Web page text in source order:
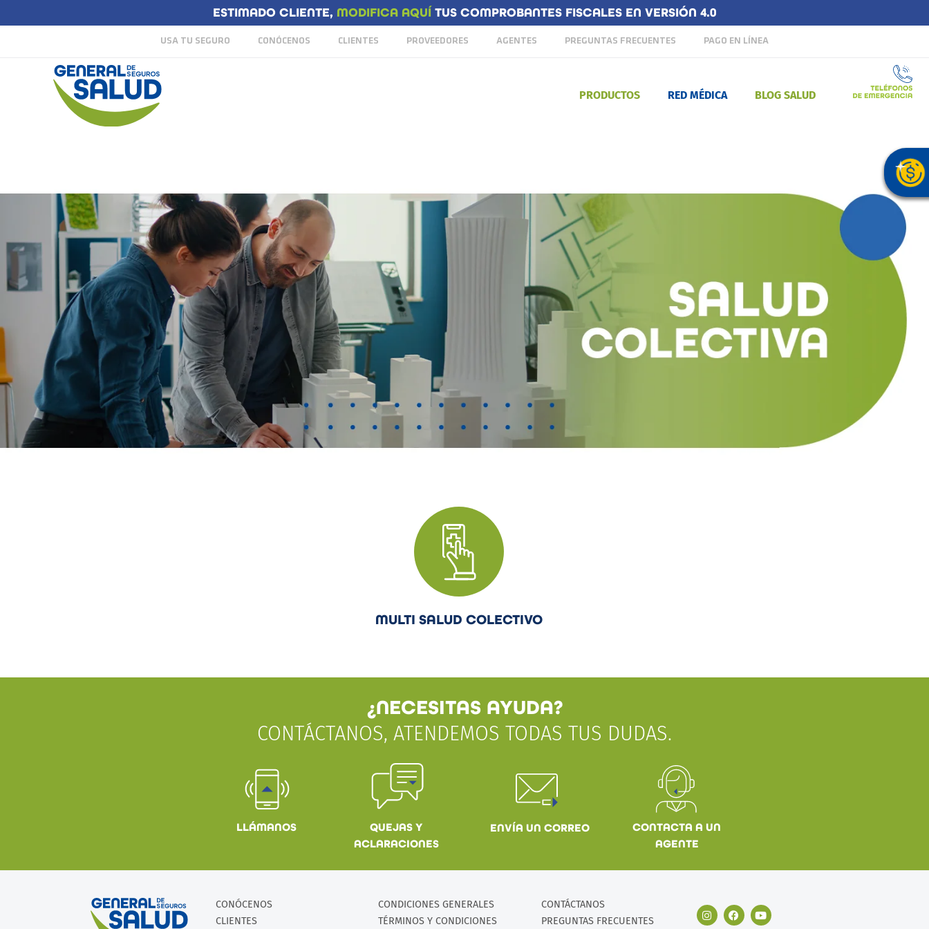
ESTIMADO CLIENTE, MODIFICA AQUÍ TUS COMPROBANTES FISCALES EN VERSIÓN 4.0
USA TU SEGURO CONÓCENOS CLIENTES PROVEEDORES AGENTES PREGUNTAS FRECUENTES PAGO EN LÍNEA
PRODUCTOS RED MÉDICA BLOG SALUD
MULTI SALUD COLECTIVO
¿NECESITAS AYUDA?
CONTÁCTANOS, ATENDEMOS TODAS TUS DUDAS.
LLÁMANOS
QUEJAS Y
ACLARACIONES
ENVÍA UN CORREO
CONTACTA A UN
AGENTE
CONÓCENOS
CLIENTES
CONDICIONES GENERALES
TÉRMINOS Y CONDICIONES
CONTÁCTANOS
PREGUNTAS FRECUENTES